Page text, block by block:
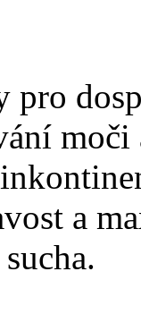
pro
a